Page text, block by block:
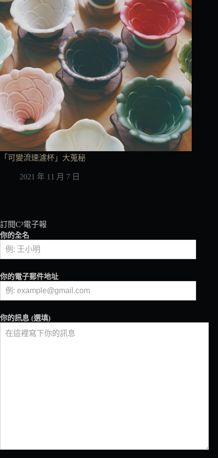
「可變流速濾杯」大蒐秘
2021 年 11 月 7 日
訂閱C³電子報
你的全名
你的電子郵件地址
你的訊息 (選填)